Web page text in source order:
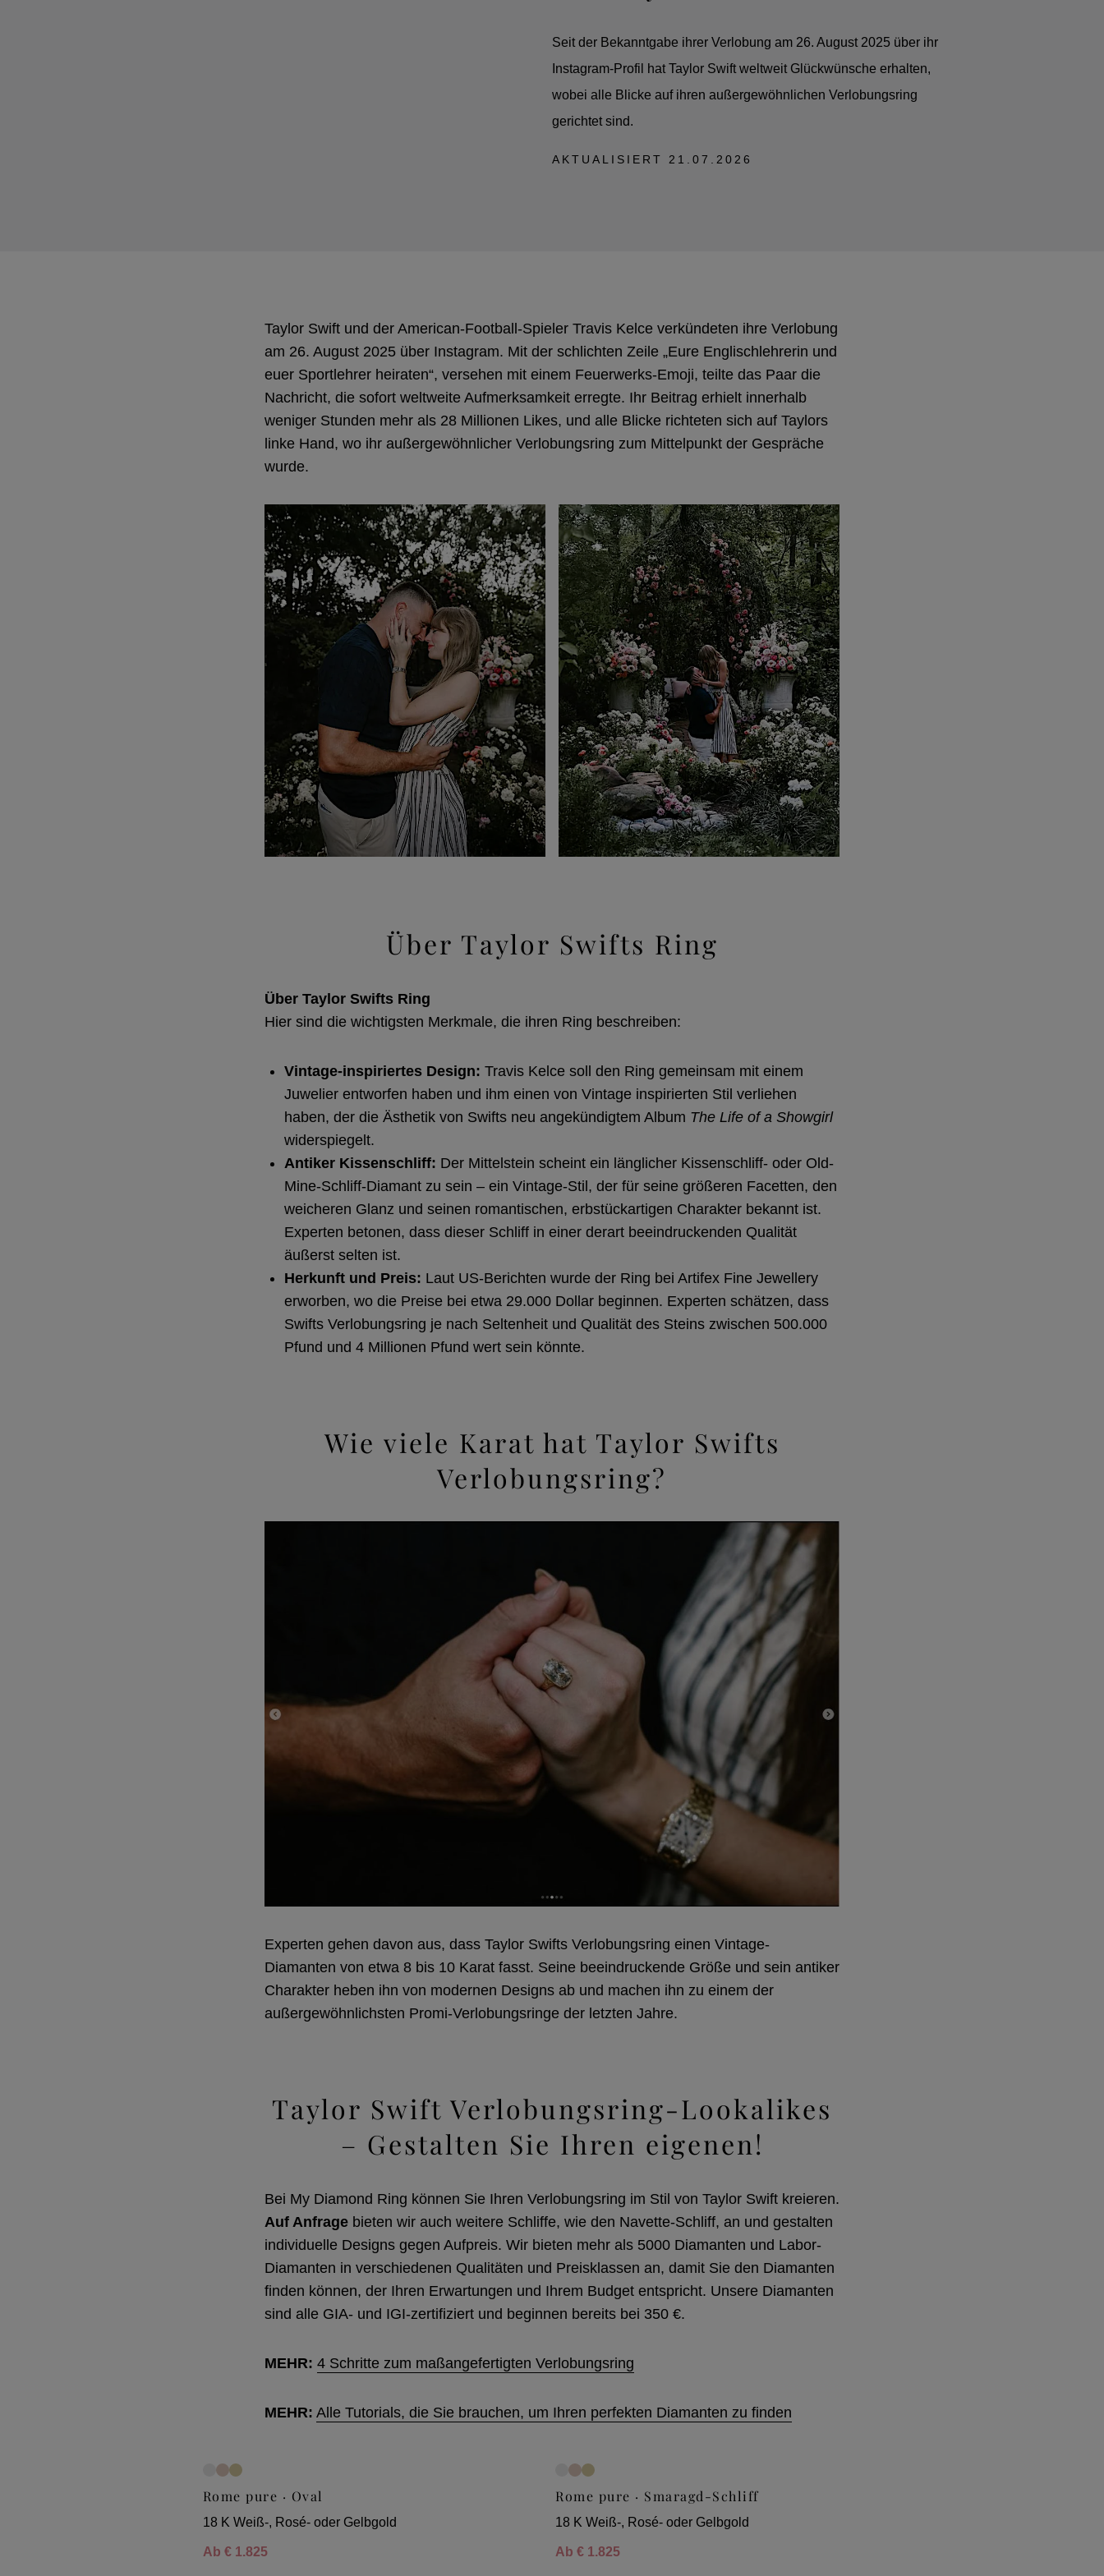
Seit der Bekanntgabe ihrer Verlobung am 26. August 2025 über ihr
Instagram-Profil hat Taylor Swift weltweit Glückwünsche erhalten,
wobei alle Blicke auf ihren außergewöhnlichen Verlobungsring
gerichtet sind.
AKTUALISIERT 21.07.2026
Taylor Swift und der American-Football-Spieler Travis Kelce verkündeten ihre Verlobung
am 26. August 2025 über Instagram. Mit der schlichten Zeile „Eure Englischlehrerin und
euer Sportlehrer heiraten“, versehen mit einem Feuerwerks-Emoji, teilte das Paar die
Nachricht, die sofort weltweite Aufmerksamkeit erregte. Ihr Beitrag erhielt innerhalb
weniger Stunden mehr als 28 Millionen Likes, und alle Blicke richteten sich auf Taylors
linke Hand, wo ihr außergewöhnlicher Verlobungsring zum Mittelpunkt der Gespräche
wurde.
Über Taylor Swifts Ring
Über Taylor Swifts Ring
Hier sind die wichtigsten Merkmale, die ihren Ring beschreiben:
Vintage-inspiriertes Design: Travis Kelce soll den Ring gemeinsam mit einem
Juwelier entworfen haben und ihm einen von Vintage inspirierten Stil verliehen
haben, der die Ästhetik von Swifts neu angekündigtem Album The Life of a Showgirl
widerspiegelt.
Antiker Kissenschliff: Der Mittelstein scheint ein länglicher Kissenschliff- oder Old-
Mine-Schliff-Diamant zu sein – ein Vintage-Stil, der für seine größeren Facetten, den
weicheren Glanz und seinen romantischen, erbstückartigen Charakter bekannt ist.
Experten betonen, dass dieser Schliff in einer derart beeindruckenden Qualität
äußerst selten ist.
Herkunft und Preis: Laut US-Berichten wurde der Ring bei Artifex Fine Jewellery
erworben, wo die Preise bei etwa 29.000 Dollar beginnen. Experten schätzen, dass
Swifts Verlobungsring je nach Seltenheit und Qualität des Steins zwischen 500.000
Pfund und 4 Millionen Pfund wert sein könnte.
Wie viele Karat hat Taylor Swifts
Verlobungsring?
Experten gehen davon aus, dass Taylor Swifts Verlobungsring einen Vintage-
Diamanten von etwa 8 bis 10 Karat fasst. Seine beeindruckende Größe und sein antiker
Charakter heben ihn von modernen Designs ab und machen ihn zu einem der
außergewöhnlichsten Promi-Verlobungsringe der letzten Jahre.
Taylor Swift Verlobungsring-Lookalikes
– Gestalten Sie Ihren eigenen!
Bei My Diamond Ring können Sie Ihren Verlobungsring im Stil von Taylor Swift kreieren.
Auf Anfrage bieten wir auch weitere Schliffe, wie den Navette-Schliff, an und gestalten
individuelle Designs gegen Aufpreis. Wir bieten mehr als 5000 Diamanten und Labor-
Diamanten in verschiedenen Qualitäten und Preisklassen an, damit Sie den Diamanten
finden können, der Ihren Erwartungen und Ihrem Budget entspricht. Unsere Diamanten
sind alle GIA- und IGI-zertifiziert und beginnen bereits bei 350 €.
MEHR: 4 Schritte zum maßangefertigten Verlobungsring
MEHR: Alle Tutorials, die Sie brauchen, um Ihren perfekten Diamanten zu finden
Rome pure · Oval
18 K Weiß-, Rosé- oder Gelbgold
Ab € 1.825
Rome pure · Smaragd-Schliff
18 K Weiß-, Rosé- oder Gelbgold
Ab € 1.825